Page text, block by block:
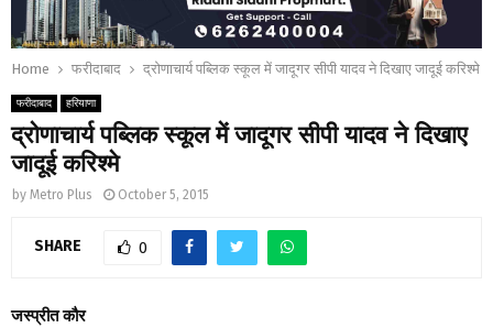
Home फरीदाबाद द्रोणाचार्य पब्लिक स्कूल में जादूगर सीपी यादव ने दिखाए जादूई करिश्मे
फरीदाबाद हरियाणा
द्रोणाचार्य पब्लिक स्कूल में जादूगर सीपी यादव ने दिखाए
जादूई करिश्मे
by Metro Plus October 5, 2015
SHARE 0
जस्प्रीत कौर